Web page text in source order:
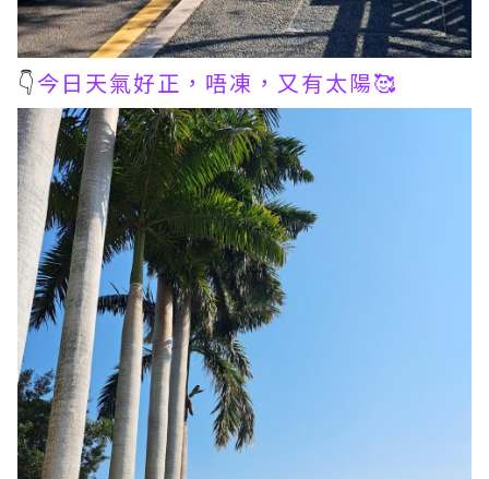
👇今日天氣好正，唔凍，又有太陽🥰